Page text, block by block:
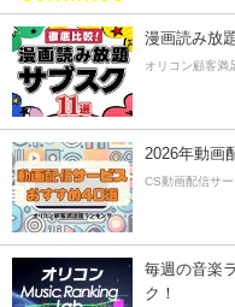
漫画読み放
オリコン顧客満
2026年動画
CS動画配信サ
毎週の音楽
ク！